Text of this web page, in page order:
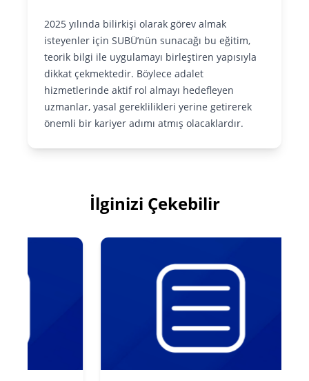
2025 yılında bilirkişi olarak görev almak
isteyenler için SUBÜ’nün sunacağı bu eğitim,
teorik bilgi ile uygulamayı birleştiren yapısıyla
dikkat çekmektedir. Böylece adalet
hizmetlerinde aktif rol almayı hedefleyen
uzmanlar, yasal gereklilikleri yerine getirerek
önemli bir kariyer adımı atmış olacaklardır.
İlginizi Çekebilir